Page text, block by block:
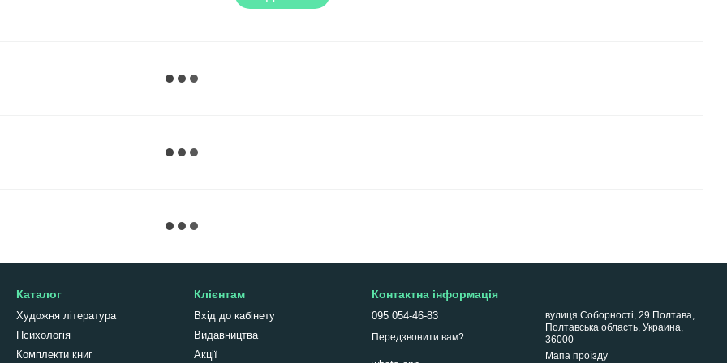
Каталог
Художня література
Психологія
Комплекти книг
Клієнтам
Вхід до кабінету
Видавництва
Акції
Контактна інформація
095 054-46-83
Передзвонити вам?
вулиця Соборності, 29 Полтава,
Полтавська область, Украина,
36000
Мапа проїзду